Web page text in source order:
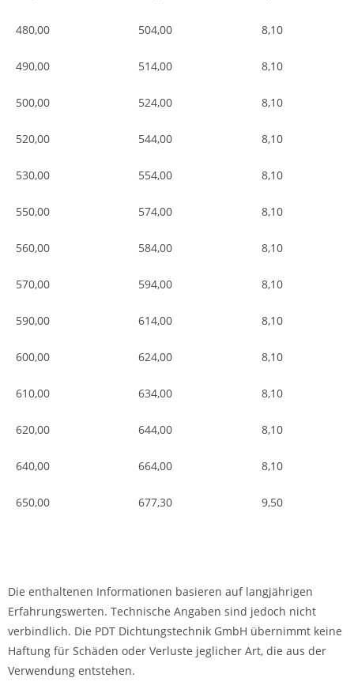
480,00 504,00 8,10
490,00 514,00 8,10
500,00 524,00 8,10
520,00 544,00 8,10
530,00 554,00 8,10
550,00 574,00 8,10
560,00 584,00 8,10
570,00 594,00 8,10
590,00 614,00 8,10
600,00 624,00 8,10
610,00 634,00 8,10
620,00 644,00 8,10
640,00 664,00 8,10
650,00 677,30 9,50
Die enthaltenen Informationen basieren auf langjährigen
Erfahrungswerten. Technische Angaben sind jedoch nicht
verbindlich. Die PDT Dichtungstechnik GmbH übernimmt keine
Haftung für Schäden oder Verluste jeglicher Art, die aus der
Verwendung entstehen.